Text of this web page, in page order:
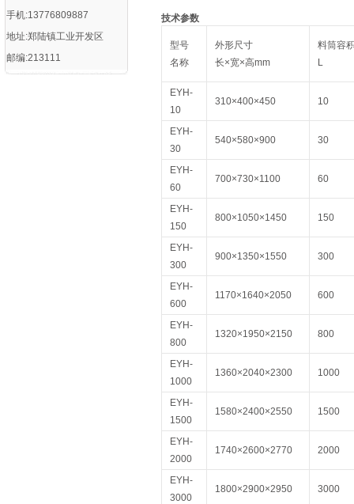
手机:13776809887
地址:郑陆镇工业开发区
邮编:213111
技术参数
型号
名称
外形尺寸
长×宽×高mm
料筒容
L
EYH-
10
310×400×450 10
EYH-
30
540×580×900 30
EYH-
60
700×730×1100 60
EYH-
150
800×1050×1450 150
EYH-
300
900×1350×1550 300
EYH-
600
1170×1640×2050 600
EYH-
800
1320×1950×2150 800
EYH-
1000
1360×2040×2300 1000
EYH-
1500
1580×2400×2550 1500
EYH-
2000
1740×2600×2770 2000
EYH-
3000
1800×2900×2950 3000